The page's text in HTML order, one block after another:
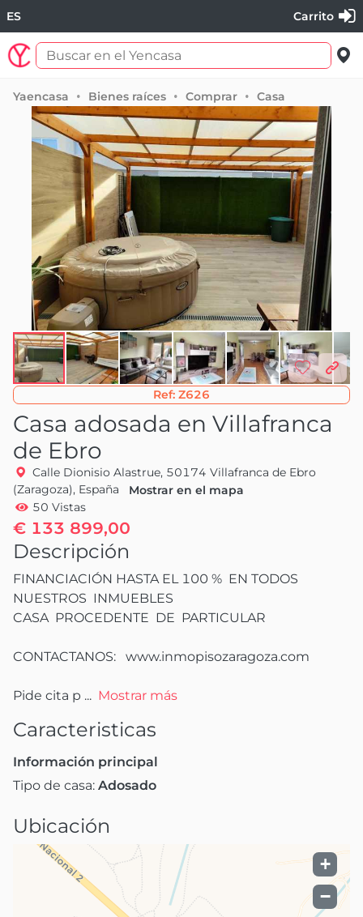
ES Carrito
Yaencasa Bienes raíces Comprar Casa
Ref: Z626
Casa adosada en Villafranca
de Ebro
Calle Dionisio Alastrue, 50174 Villafranca de Ebro
(Zaragoza), España
Mostrar en el mapa
50 Vistas
€ 133 899,00
Descripción
FINANCIACIÓN HASTA EL 100 %  EN TODOS
NUESTROS  INMUEBLES
CASA  PROCEDENTE  DE  PARTICULAR
CONTACTANOS:   www.inmopisozaragoza.com
Pide cita p ... Mostrar más
Caracteristicas
Información principal
Tipo de casa: Adosado
Ubicación
+
−